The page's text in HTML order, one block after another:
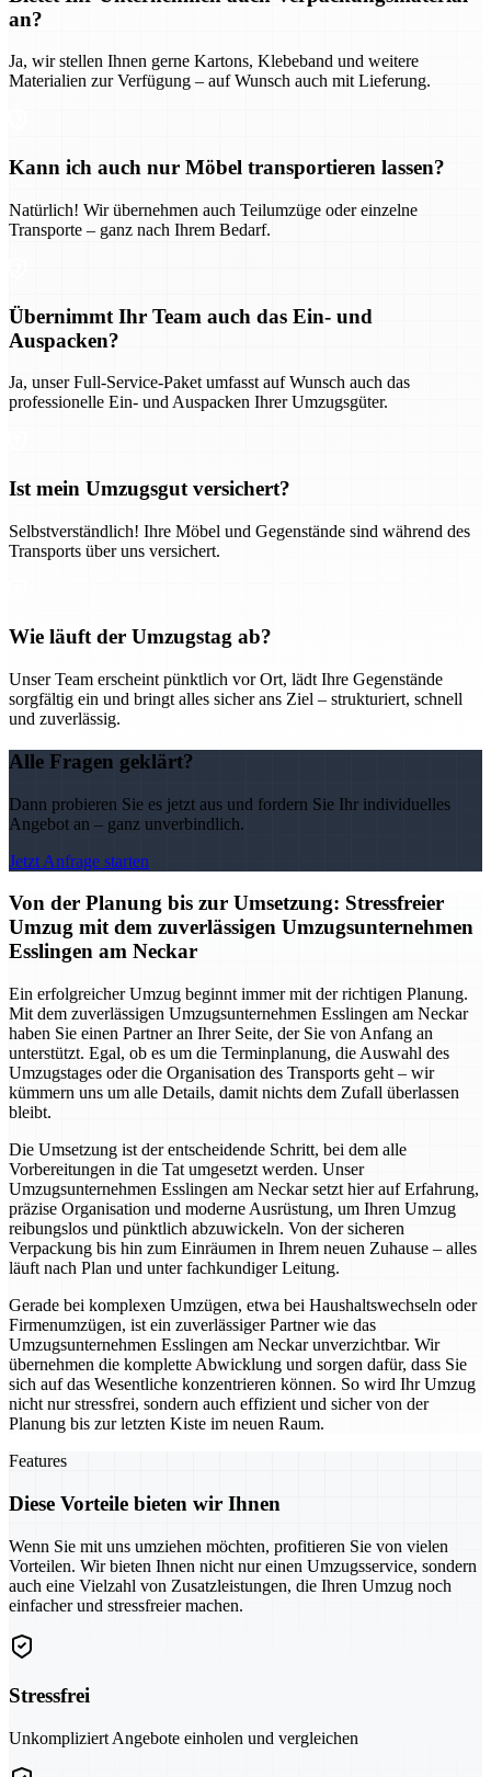
an?
Ja, wir stellen Ihnen gerne Kartons, Klebeband und weitere
Materialien zur Verfügung – auf Wunsch auch mit Lieferung.
Kann ich auch nur Möbel transportieren lassen?
Natürlich! Wir übernehmen auch Teilumzüge oder einzelne
Transporte – ganz nach Ihrem Bedarf.
Übernimmt Ihr Team auch das Ein- und
Auspacken?
Ja, unser Full-Service-Paket umfasst auf Wunsch auch das
professionelle Ein- und Auspacken Ihrer Umzugsgüter.
Ist mein Umzugsgut versichert?
Selbstverständlich! Ihre Möbel und Gegenstände sind während des
Transports über uns versichert.
Wie läuft der Umzugstag ab?
Unser Team erscheint pünktlich vor Ort, lädt Ihre Gegenstände
sorgfältig ein und bringt alles sicher ans Ziel – strukturiert, schnell
und zuverlässig.
Alle Fragen geklärt?
Dann probieren Sie es jetzt aus und fordern Sie Ihr individuelles
Angebot an – ganz unverbindlich.
Jetzt Anfrage starten
Von der Planung bis zur Umsetzung: Stressfreier
Umzug mit dem zuverlässigen Umzugsunternehmen
Esslingen am Neckar
Ein erfolgreicher Umzug beginnt immer mit der richtigen Planung.
Mit dem zuverlässigen Umzugsunternehmen Esslingen am Neckar
haben Sie einen Partner an Ihrer Seite, der Sie von Anfang an
unterstützt. Egal, ob es um die Terminplanung, die Auswahl des
Umzugstages oder die Organisation des Transports geht – wir
kümmern uns um alle Details, damit nichts dem Zufall überlassen
bleibt.
Die Umsetzung ist der entscheidende Schritt, bei dem alle
Vorbereitungen in die Tat umgesetzt werden. Unser
Umzugsunternehmen Esslingen am Neckar setzt hier auf Erfahrung,
präzise Organisation und moderne Ausrüstung, um Ihren Umzug
reibungslos und pünktlich abzuwickeln. Von der sicheren
Verpackung bis hin zum Einräumen in Ihrem neuen Zuhause – alles
läuft nach Plan und unter fachkundiger Leitung.
Gerade bei komplexen Umzügen, etwa bei Haushaltswechseln oder
Firmenumzügen, ist ein zuverlässiger Partner wie das
Umzugsunternehmen Esslingen am Neckar unverzichtbar. Wir
übernehmen die komplette Abwicklung und sorgen dafür, dass Sie
sich auf das Wesentliche konzentrieren können. So wird Ihr Umzug
nicht nur stressfrei, sondern auch effizient und sicher von der
Planung bis zur letzten Kiste im neuen Raum.
Features
Diese Vorteile bieten wir Ihnen
Wenn Sie mit uns umziehen möchten, profitieren Sie von vielen
Vorteilen. Wir bieten Ihnen nicht nur einen Umzugsservice, sondern
auch eine Vielzahl von Zusatzleistungen, die Ihren Umzug noch
einfacher und stressfreier machen.
Stressfrei
Unkompliziert Angebote einholen und vergleichen